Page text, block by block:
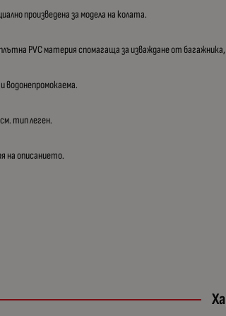
произведена за модела на колата.
PVC материя спомагаща за изваждане от
водонепромокаема.
тип леген.
на описанието.